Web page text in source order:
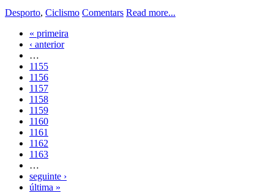
Desporto, Ciclismo Comentars Read more...
Páginas
« primeira
‹ anterior
…
1155
1156
1157
1158
1159
1160
1161
1162
1163
…
seguinte ›
última »